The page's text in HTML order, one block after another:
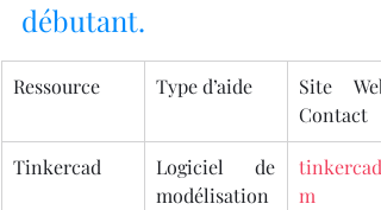
débutant.
Ressource Type d’aide
Site
Contact
Tinkercad
Logiciel de
modélisation
m